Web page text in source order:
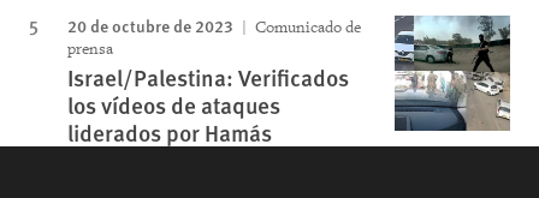
20 de octubre de 2023
Comunicado de
prensa
Israel/Palestina: Verificados
los vídeos de ataques
liderados por Hamás